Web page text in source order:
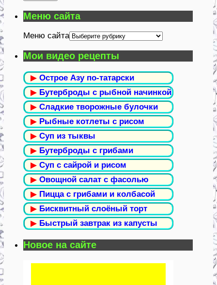
Меню сайта
Меню сайта
Мои видео рецепты
▶ Острое Азу по-татарски
▶ Бутерброды с рыбной начинкой
▶ Сладкие творожные булочки
▶ Рыбные котлеты с рисом
▶ Суп из тыквы
▶ Бутерброды с грибами
▶ Суп с сайрой и рисом
▶ Овощной салат с фасолью
▶ Пицца с грибами и колбасой
▶ Бисквитный слоёный торт
▶ Быстрый завтрак из капусты
Новое на сайте